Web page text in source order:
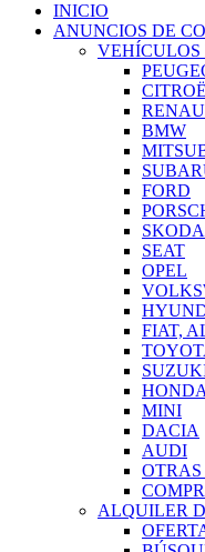
INICIO
ANUNCIOS DE
VEHÍCULOS
BMW
FORD
SKODA
SEAT
OPEL
FIAT,
HONDA
MINI
DACIA
AUDI
ALQUILER